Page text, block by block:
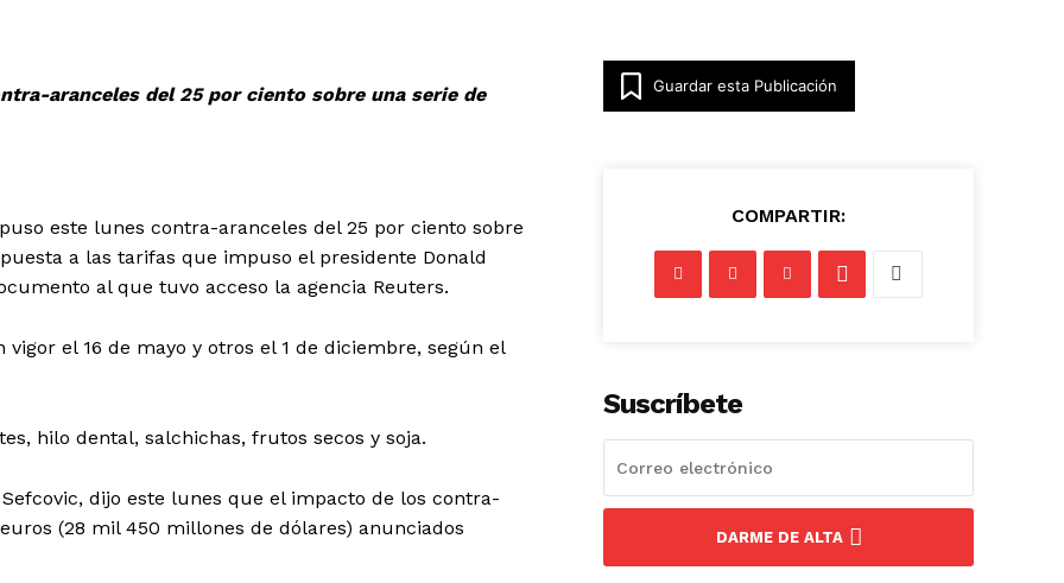
aranceles del 25 por ciento sobre una serie de
este lunes contra-aranceles del 25 por ciento sobre
a las tarifas que impuso el presidente Donald
al que tuvo acceso la agencia Reuters.
el 16 de mayo y otros el 1 de diciembre, según el
hilo dental, salchichas, frutos secos y soja.
dijo este lunes que el impacto de los contra-
(28 mil 450 millones de dólares) anunciados
Guardar esta Publicación
COMPARTIR:
Suscríbete
DARME DE ALTA